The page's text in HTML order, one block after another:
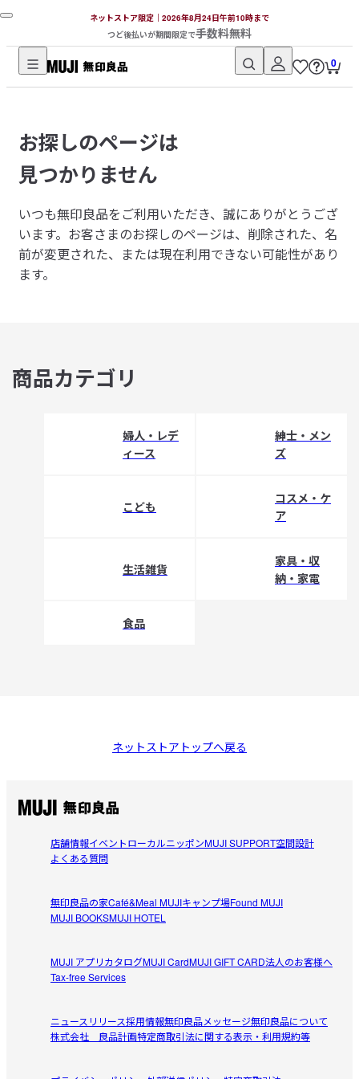
ネットストア限定｜2026年8月24日午前10時まで
つど後払いが期間限定で手数料無料
無
品
ネ
ッ
ト
ス
ト
ア
0
お探しのページは
見つかりません
いつも無印良品をご利用いただき、誠にありがとうござ
います。 お客さまのお探しのページは、削除された、名
前が変更された、または現在利用できない可能性があり
ます。
商品カテゴリ
婦人・レデ
ィース
紳士・メン
ズ
こども
コスメ・ケ
ア
生活雑貨
家具・収
納・家電
食品
ネットストアトップへ戻る
店舗情報イベントローカルニッポンMUJI SUPPORT空間設計
よくある質問
無印良品の家Café&Meal MUJIキャンプ場Found MUJI
MUJI BOOKSMUJI HOTEL
MUJI アプリカタログMUJI CardMUJI GIFT CARD法人のお客様へ
Tax-free Services
ニュースリリース採用情報無印良品メッセージ無印良品について
株式会社 良品計画特定商取引法に関する表示・利用規約等